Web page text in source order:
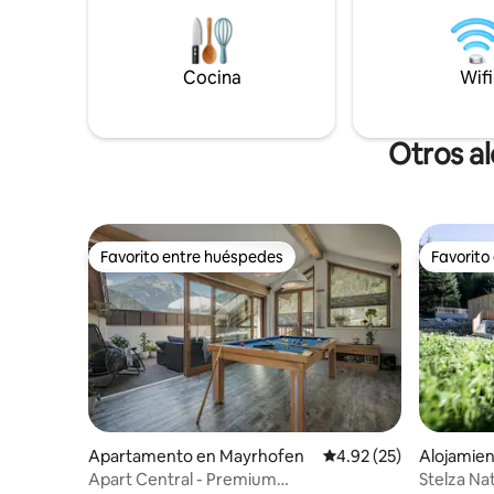
disponibles de forma gratuita; para la
sauna tomamos una pequeña feey. La
cocina está bien equipada .
y
Cocina Wifi
Otros
Favorito entre huéspedes
Favorito entre huéspedes
Apartamento en Mayrhofen Calificación
4.92 (25)
Apart Central - Premium
zze
Stelza